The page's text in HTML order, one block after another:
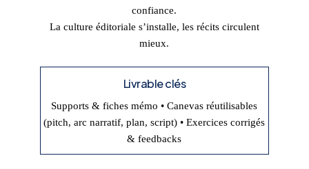
confiance.
La culture éditoriale s’installe, les récits circulent
mieux.
Livrable clés
Supports & fiches mémo • Canevas réutilisables
(pitch, arc narratif, plan, script) • Exercices corrigés
& feedbacks